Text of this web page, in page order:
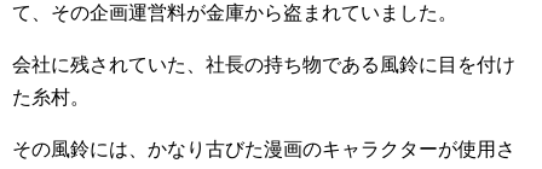
て、その企画運営料が金庫から盗まれていました。
会社に残されていた、社長の持ち物である風鈴に目を付け
た糸村。
その風鈴には、かなり古びた漫画のキャラクターが使用さ